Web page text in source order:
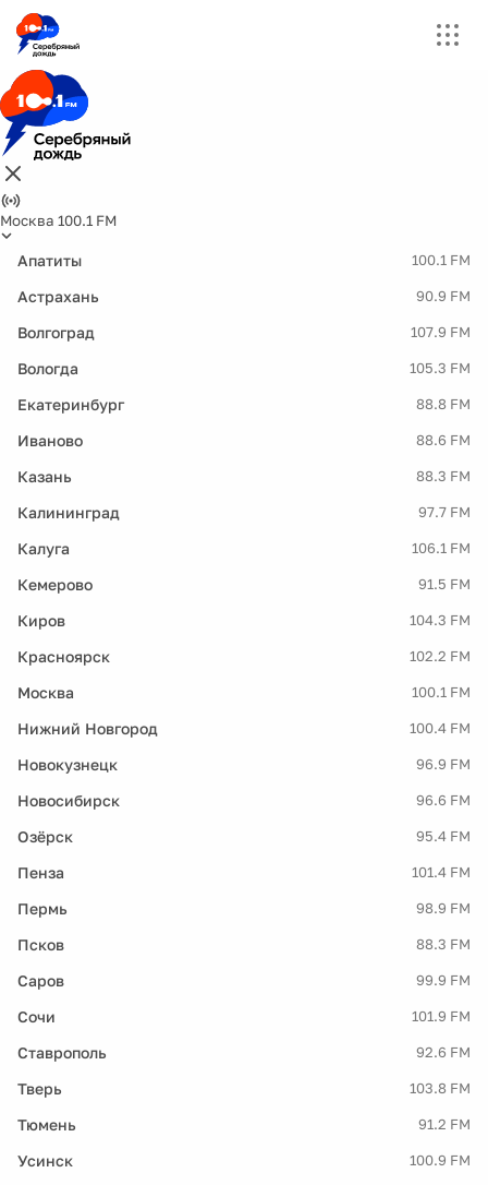
Москва 100.1 FM
Апатиты 100.1 FM
Астрахань 90.9 FM
Волгоград 107.9 FM
Вологда 105.3 FM
Екатеринбург 88.8 FM
Иваново 88.6 FM
Казань 88.3 FM
Калининград 97.7 FM
Калуга 106.1 FM
Кемерово 91.5 FM
Киров 104.3 FM
Красноярск 102.2 FM
Москва 100.1 FM
Нижний Новгород 100.4 FM
Новокузнецк 96.9 FM
Новосибирск 96.6 FM
Озёрск 95.4 FM
Пенза 101.4 FM
Пермь 98.9 FM
Псков 88.3 FM
Саров 99.9 FM
Сочи 101.9 FM
Ставрополь 92.6 FM
Тверь 103.8 FM
Тюмень 91.2 FM
Усинск 100.9 FM